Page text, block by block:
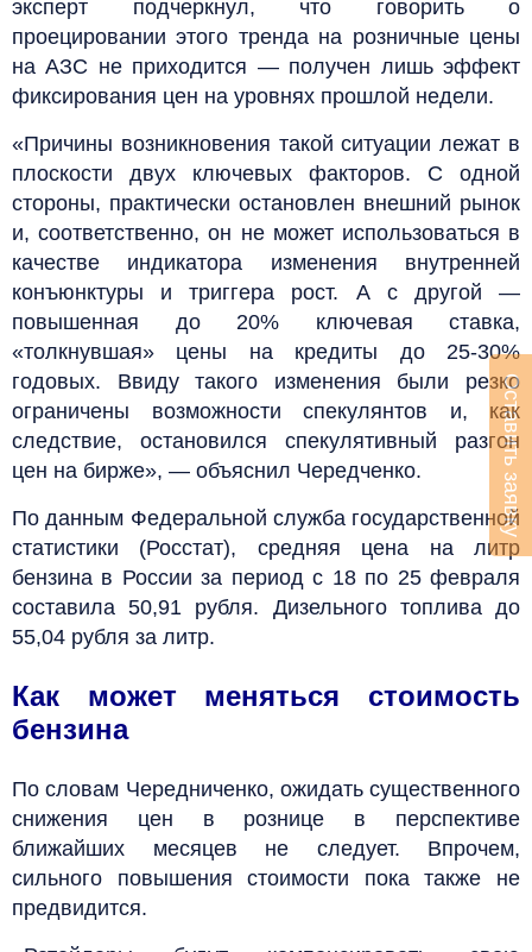
эксперт подчеркнул, что говорить о
проецировании этого тренда на розничные цены
на АЗС не приходится — получен лишь эффект
фиксирования цен на уровнях прошлой недели.
«Причины возникновения такой ситуации лежат в
плоскости двух ключевых факторов. С одной
стороны, практически остановлен внешний рынок
и, соответственно, он не может использоваться в
качестве индикатора изменения внутренней
конъюнктуры и триггера рост. А с другой —
повышенная до 20% ключевая ставка,
«толкнувшая» цены на кредиты до 25-30%
годовых. Ввиду такого изменения были резко
ограничены возможности спекулянтов и, как
следствие, остановился спекулятивный разгон
цен на бирже», — объяснил Чередченко.
По данным Федеральной служба государственной
статистики (Росстат), средняя цена на литр
бензина в России за период с 18 по 25 февраля
составила 50,91 рубля. Дизельного топлива до
55,04 рубля за литр.
Как может меняться стоимость
бензина
По словам Чередниченко, ожидать существенного
снижения цен в рознице в перспективе
ближайших месяцев не следует. Впрочем,
сильного повышения стоимости пока также не
предвидится.
Оставить заявку